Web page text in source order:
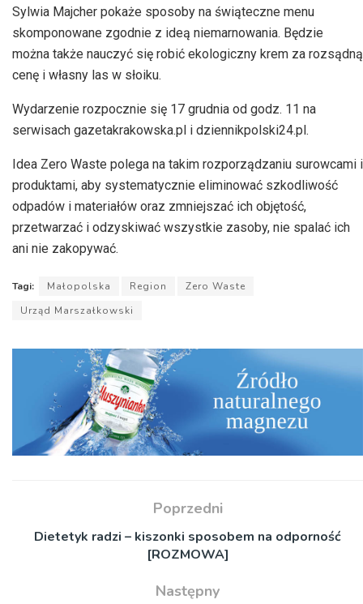
Sylwia Majcher pokaże sposoby na świąteczne menu
skomponowane zgodnie z ideą niemarnowania. Będzie
można także nauczyć się robić ekologiczny krem za rozsądną
cenę i własny las w słoiku.
Wydarzenie rozpocznie się 17 grudnia od godz. 11 na
serwisach gazetakrakowska.pl i dziennikpolski24.pl.
Idea Zero Waste polega na takim rozporządzaniu surowcami i
produktami, aby systematycznie eliminować szkodliwość
odpadów i materiałów oraz zmniejszać ich objętość,
przetwarzać i odzyskiwać wszystkie zasoby, nie spalać ich
ani nie zakopywać.
Tagi: Małopolska Region
Zero Waste
Urząd Marszałkowski
Poprzedni
Dietetyk radzi – kiszonki sposobem na odporność
[ROZMOWA]
Następny